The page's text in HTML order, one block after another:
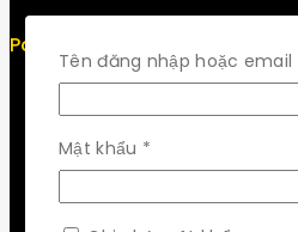
Policy
Return Policy
Security
Careers
Sitemap
Tên đăng nhập hoặc email
Mật khẩu *
buộc